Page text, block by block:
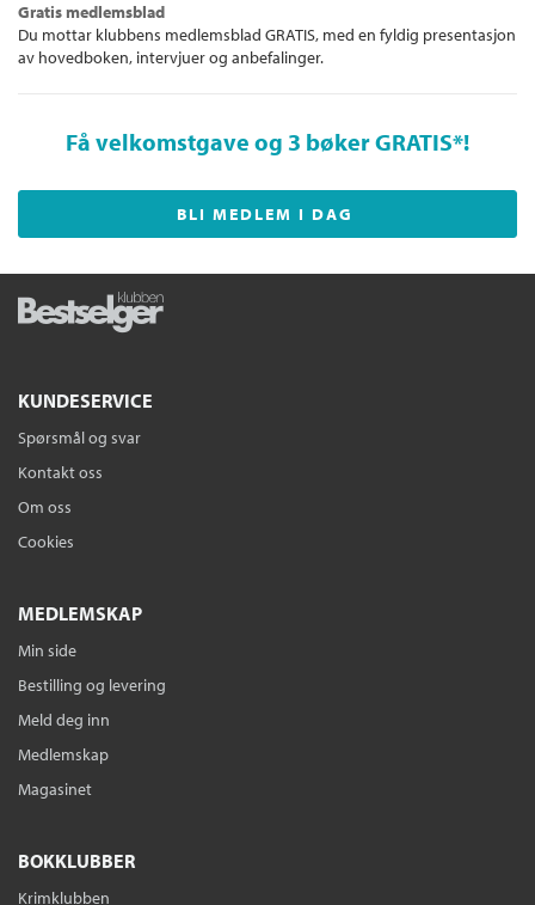
Gratis medlemsblad
Du mottar klubbens medlemsblad GRATIS, med en fyldig presentasjon
av hovedboken, intervjuer og anbefalinger.
Få velkomstgave og 3 bøker GRATIS*!
BLI MEDLEM I DAG
KUNDESERVICE
Spørsmål og svar
Kontakt oss
Om oss
Cookies
MEDLEMSKAP
Min side
Bestilling og levering
Meld deg inn
Medlemskap
Magasinet
BOKKLUBBER
Krimklubben